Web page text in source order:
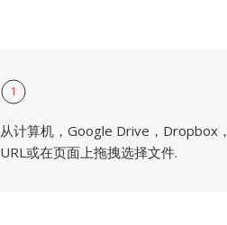
1
从计算机，Google Drive，Dropbox，
URL或在页面上拖拽选择文件.